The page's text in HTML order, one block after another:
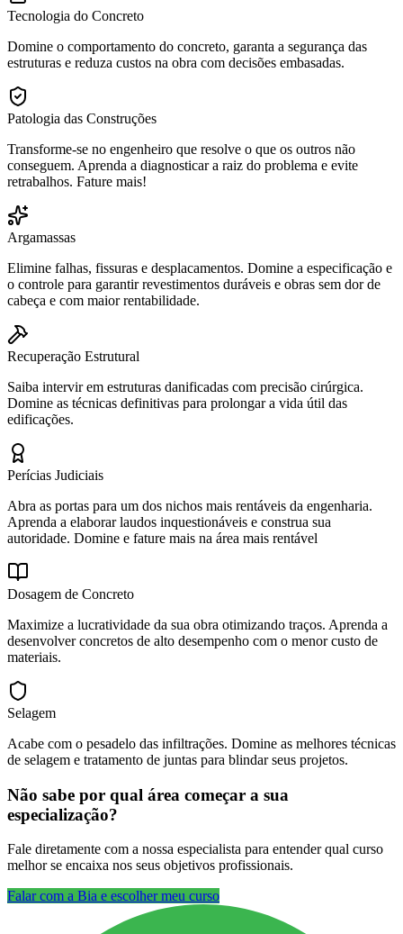
Tecnologia do Concreto
Domine o comportamento do concreto, garanta a segurança das
estruturas e reduza custos na obra com decisões embasadas.
Patologia das Construções
Transforme-se no engenheiro que resolve o que os outros não
conseguem. Aprenda a diagnosticar a raiz do problema e evite
retrabalhos. Fature mais!
Argamassas
Elimine falhas, fissuras e desplacamentos. Domine a especificação e
o controle para garantir revestimentos duráveis e obras sem dor de
cabeça e com maior rentabilidade.
Recuperação Estrutural
Saiba intervir em estruturas danificadas com precisão cirúrgica.
Domine as técnicas definitivas para prolongar a vida útil das
edificações.
Perícias Judiciais
Abra as portas para um dos nichos mais rentáveis da engenharia.
Aprenda a elaborar laudos inquestionáveis e construa sua
autoridade. Domine e fature mais na área mais rentável
Dosagem de Concreto
Maximize a lucratividade da sua obra otimizando traços. Aprenda a
desenvolver concretos de alto desempenho com o menor custo de
materiais.
Selagem
Acabe com o pesadelo das infiltrações. Domine as melhores técnicas
de selagem e tratamento de juntas para blindar seus projetos.
Não sabe por qual área começar a sua
especialização?
Fale diretamente com a nossa especialista para entender qual curso
melhor se encaixa nos seus objetivos profissionais.
Falar com a Bia e escolher meu curso